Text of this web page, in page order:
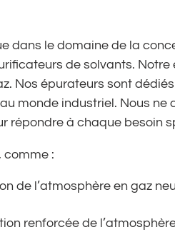
dans le domaine de la
de solvants. Notre
Nos épurateurs sont
monde industriel. Nous ne
répondre à chaque besoin
comme :
de l’atmosphère en gaz
renforcée de